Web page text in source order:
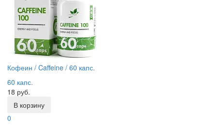
Кофеин / Caffeine / 60 капс.
60 капс.
18 руб.
В корзину
0